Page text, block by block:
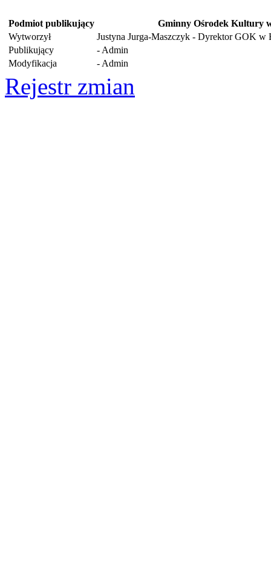
Podmiot publikujący
Gminny Ośrodek Kultury
Wytworzył
Justyna Jurga-Maszczyk - Dyrektor GOK w
Publikujący
- Admin
Modyfikacja
- Admin
Rejestr zmian